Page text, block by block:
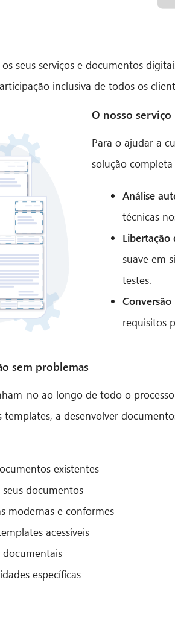
seus serviços e documentos
inclusiva de todos os
O nosso serviço
Para o ajudar a
solução
Análise
técnicas
Libertação
suave em
testes.
Conversão
requisitos
sem problemas
no ao longo de todo o
a desenvolver
existentes
documentos
modernas e conformes
acessíveis
específicas